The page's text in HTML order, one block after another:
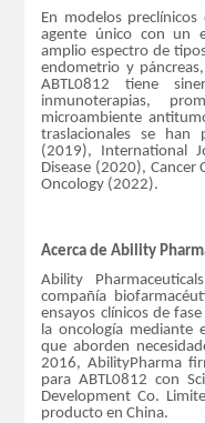
En modelos preclínicos
agente único con un
amplio espectro de
endometrio y
ABTL0812 tiene
inmunoterapias,
microambiente
traslacionales se han
(2019), International
Disease (2020),
Oncology (2022).
Acerca de Ability
Ability
compañía
ensayos clínicos de
la oncología mediante
que aborden
2016, AbilityPharma
para ABTL0812 con
Development Co.
producto en China.